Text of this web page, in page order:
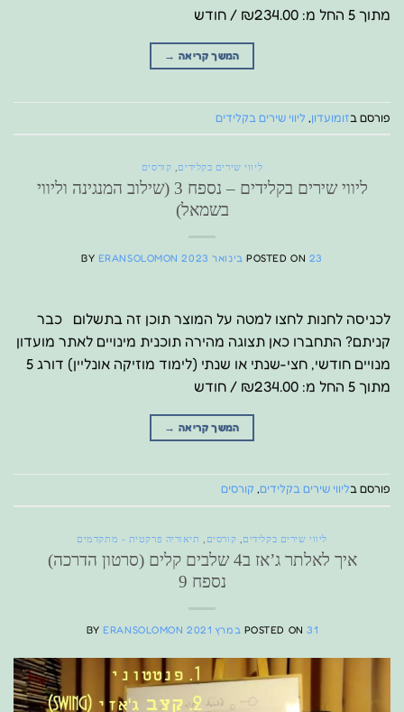
מתוך 5 החל מ: ₪234.00 / חודש
המשך קריאה →
פורסם בזומועדון, ליווי שירים בקלידים
ליווי שירים בקלידים קורסים
ליווי שירים בקלידים – נספח 3 (שילוב המנגינה וליווי
בשמאל)
POSTED ON 23 בינואר 2023 BY ERANSOLOMON
לכניסה לחנות לחצו למטה על המוצר תוכן זה בתשלום כבר
קניתם? התחברו כאן תצוגה מהירה תוכנית מינויים לאתר מועדון
מנויים חודשי, חצי-שנתי או שנתי (לימוד מוזיקה אונליין) דורג 5
מתוך 5 החל מ: ₪234.00 / חודש
המשך קריאה →
פורסם בליווי שירים בקלידים, קורסים
ליווי שירים בקלידים קורסים תיאוריה פרקטית - מתקדמים
איך לאלתר ג’אז ב4 שלבים קלים (סרטון הדרכה)
נספח 9
POSTED ON31 במרץ 2021 BY ERANSOLOMON